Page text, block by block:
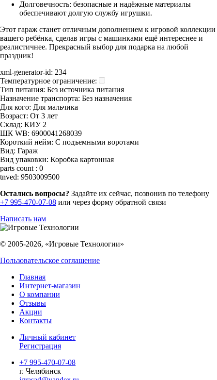
Долговечность: безопасные и надёжные материалы
обеспечивают долгую службу игрушки.
Этот гараж станет отличным дополнением к игровой коллекции
вашего ребёнка, сделав игры с машинками ещё интереснее и
реалистичнее. Прекрасный выбор для подарка на любой
праздник!
xml-generator-id: 234
Температурное ограничение:
Тип питания: Без источника питания
Назначение транспорта: Без назначения
Для кого: Для мальчика
Возраст: От 3 лет
Склад: КИУ 2
ШК WB: 6900041268039
Короткий нейм: С подъемными воротами
Вид: Гараж
Вид упаковки: Коробка картонная
parts count : 0
tnved: 9503009500
Остались вопросы? Задайте их сейчас, позвонив по телефону
+7 995-470-07-08 или через форму обратной связи
Написать нам
© 2005-2026, «Игровые Технологии»
Пользовательское соглашение
Главная
Интернет-магазин
О компании
Отзывы
Акции
Контакты
Личный кабинет
Регистрация
+7 995-470-07-08
г. Челябинск